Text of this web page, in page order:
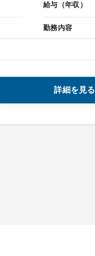
給与（年収）
勤務内容
詳細を見る